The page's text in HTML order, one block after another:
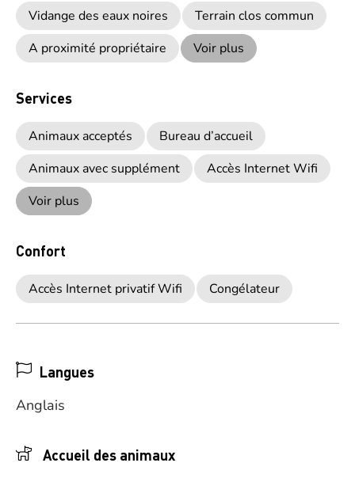
Vidange des eaux noires
Terrain clos commun
A proximité propriétaire
Voir plus
Services
Animaux acceptés
Bureau d’accueil
Animaux avec supplément
Accès Internet Wifi
Voir plus
Confort
Accès Internet privatif Wifi Congélateur
Langues
Anglais
Accueil des animaux